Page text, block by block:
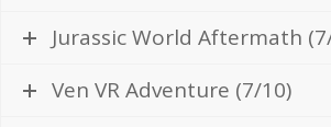
Jurassic World Aftermath
Ven VR Adventure (7/10)